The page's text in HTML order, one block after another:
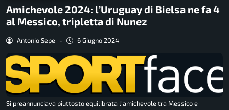
Amichevole 2024: l’Uruguay di Bielsa ne fa 4
al Messico, tripletta di Nunez
Antonio Sepe - 6 Giugno 2024
Si preannunciava piuttosto equilibrata l'amichevole tra Messico e